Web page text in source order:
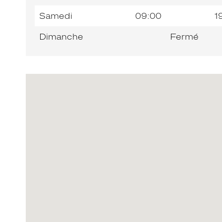
Samedi 09:00
Dimanche Fermé